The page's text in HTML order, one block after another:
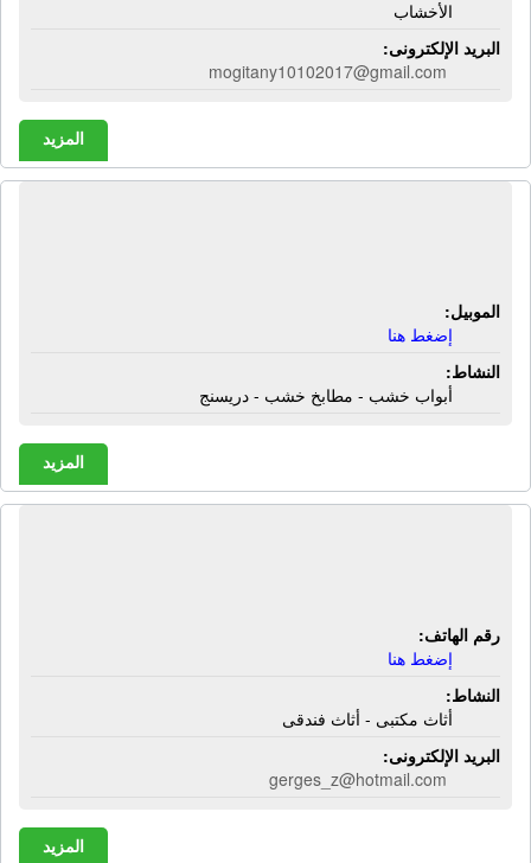
الأخشاب
البريد الإلكترونى:
mogitany10102017@gmail.com
المزيد
الموبيل:
إضغط هنا
النشاط:
أبواب خشب - مطابخ خشب - دريسنج
المزيد
رقم الهاتف:
إضغط هنا
النشاط:
أثاث مكتبى - أثاث فندقى
البريد الإلكترونى:
gerges_z@hotmail.com
المزيد